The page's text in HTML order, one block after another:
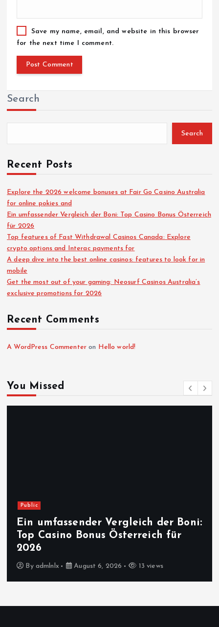
Save my name, email, and website in this browser
for the next time I comment.
Search
Search
Recent Posts
Explore the 2026 welcome bonuses at Fair Go Casino Australia
for online pokies and
Ein umfassender Vergleich der Boni: Top Casino Bonus Österreich
für 2026
Top features of Fast Withdrawal Casinos Canada: Explore
crypto options and Interac payments for
A deep dive into the best online casinos: features to look for in
mobile
Get the most out of your gaming: Neosurf Casinos Australia’s
exclusive promotions for 2026
Recent Comments
A WordPress Commenter on Hello world!
You Missed
Public
Ein umfassender Vergleich der Boni:
Top Casino Bonus Österreich für
2026
By admlnlx August 6, 2026 13 views